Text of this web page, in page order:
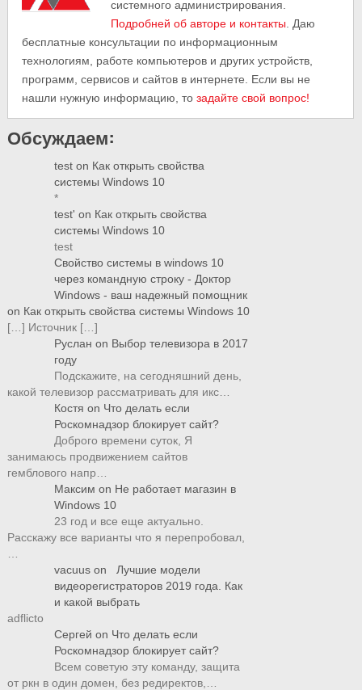
системного администрирования.
Подробней об авторе и контакты . Даю
бесплатные консультации по информационным
технологиям, работе компьютеров и других устройств,
программ, сервисов и сайтов в интернете. Если вы не
нашли нужную информацию, тозадайте свой вопрос!
Обсуждаем:
test on Как открыть свойства
системы Windows 10
*
test' on Как открыть свойства
системы Windows 10
test
Свойство системы в windows 10
через командную строку - Доктор
Windows - ваш надежный помощник
on Как открыть свойства системы Windows 10
[…] Источник […]
Руслан on Выбор телевизора в 2017
году
Подскажите, на сегодняшний день,
какой телевизор рассматривать для икс…
Костя on Что делать если
Роскомнадзор блокирует сайт?
Доброго времени суток, Я
занимаюсь продвижением сайтов
гемблового напр…
Максим on Не работает магазин в
Windows 10
23 год и все еще актуально.
Расскажу все варианты что я перепробовал,
vacuus on
Лучшие модели
видеорегистраторов 2019 года. Как
и какой выбрать
adflicto
Сергей on Что делать если
Роскомнадзор блокирует сайт?
Всем советую эту команду, защита
от ркн в один домен, без редиректов,…